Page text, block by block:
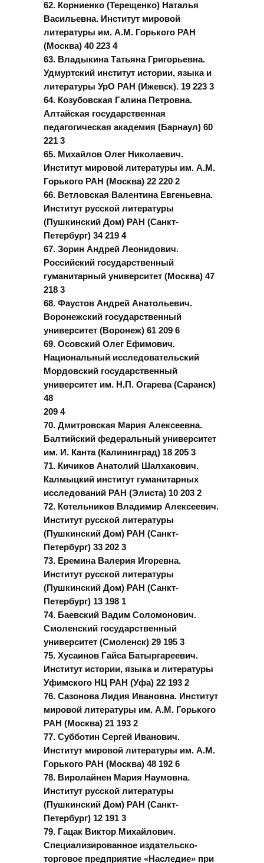
62. Корниенко (Терещенко) Наталья
Васильевна. Институт мировой
литературы им. А.М. Горького РАН
(Москва) 40 223 4
63. Владыкина Татьяна Григорьевна.
Удмуртский институт истории, языка и
литературы УрО РАН (Ижевск). 19 223 3
64. Козубовская Галина Петровна.
Алтайская государственная
педагогическая академия (Барнаул) 60
221 3
65. Михайлов Олег Николаевич.
Институт мировой литературы им. А.М.
Горького РАН (Москва) 22 220 2
66. Ветловская Валентина Евгеньевна.
Институт русской литературы
(Пушкинский Дом) РАН (Санкт-
Петербург) 34 219 4
67. Зорин Андрей Леонидович.
Российский государственный
гуманитарный университет (Москва) 47
218 3
68. Фаустов Андрей Анатольевич.
Воронежский государственный
университет (Воронеж) 61 209 6
69. Осовский Олег Ефимович.
Национальный исследовательский
Мордовский государственный
университет им. Н.П. Огарева (Саранск)
48
209 4
70. Дмитровская Мария Алексеевна.
Балтийский федеральный университет
им. И. Канта (Калининград) 18 205 3
71. Кичиков Анатолий Шалхакович.
Калмыцкий институт гуманитарных
исследований РАН (Элиста) 10 203 2
72. Котельников Владимир Алексеевич.
Институт русской литературы
(Пушкинский Дом) РАН (Санкт-
Петербург) 33 202 3
73. Еремина Валерия Игоревна.
Институт русской литературы
(Пушкинский Дом) РАН (Санкт-
Петербург) 13 198 1
74. Баевский Вадим Соломонович.
Смоленский государственный
университет (Смоленск) 29 195 3
75. Хусаинов Гайса Батыргареевич.
Институт истории, языка и литературы
Уфимского НЦ РАН (Уфа) 22 193 2
76. Сазонова Лидия Ивановна. Институт
мировой литературы им. А.М. Горького
РАН (Москва) 21 193 2
77. Субботин Сергей Иванович.
Институт мировой литературы им. А.М.
Горького РАН (Москва) 48 192 6
78. Виролайнен Мария Наумовна.
Институт русской литературы
(Пушкинский Дом) РАН (Санкт-
Петербург) 12 191 3
79. Гацак Виктор Михайлович.
Специализированное издательско-
торговое предприятие «Наследие» при